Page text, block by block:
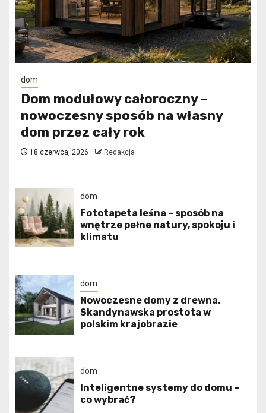
dom
Dom modułowy całoroczny –
nowoczesny sposób na własny
dom przez cały rok
18 czerwca, 2026 Redakcja
dom
​Fototapeta leśna – sposób na
wnętrze pełne natury, spokoju i
klimatu
dom
Nowoczesne domy z drewna.
Skandynawska prostota w
polskim krajobrazie
dom
Inteligentne systemy do domu –
co wybrać?